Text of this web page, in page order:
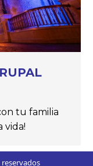
tu familia
vida!